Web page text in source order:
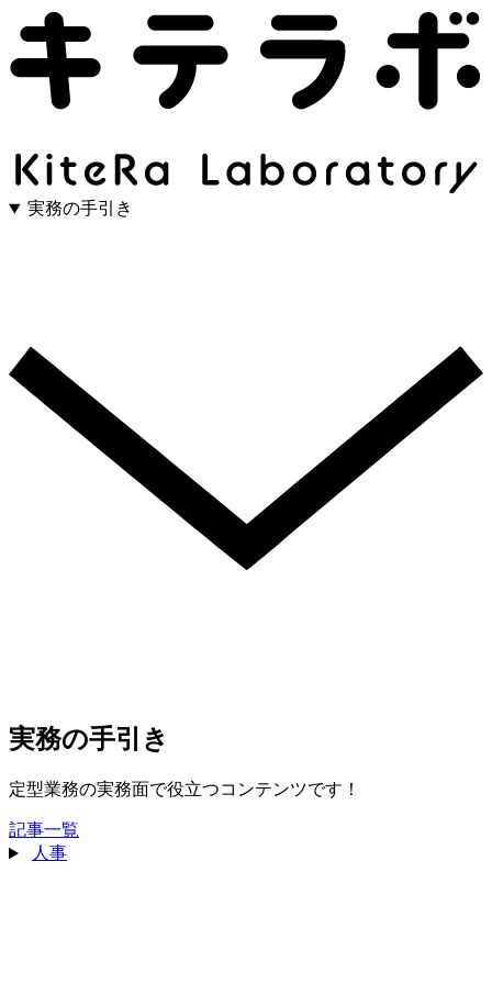
実務の手引き
実務の手引き
定型業務の実務面で役立つコンテンツです！
記事一覧
人事